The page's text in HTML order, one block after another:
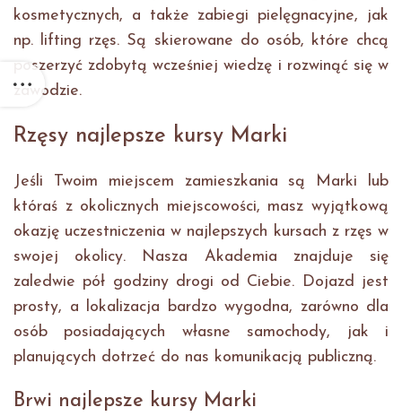
kosmetycznych, a także zabiegi pielęgnacyjne, jak
np. lifting rzęs. Są skierowane do osób, które chcą
poszerzyć zdobytą wcześniej wiedzę i rozwinąć się w
zawodzie.
Rzęsy najlepsze kursy Marki
Jeśli Twoim miejscem zamieszkania są Marki lub
któraś z okolicznych miejscowości, masz wyjątkową
okazję uczestniczenia w najlepszych kursach z rzęs w
swojej okolicy. Nasza Akademia znajduje się
zaledwie pół godziny drogi od Ciebie. Dojazd jest
prosty, a lokalizacja bardzo wygodna, zarówno dla
osób posiadających własne samochody, jak i
planujących dotrzeć do nas komunikacją publiczną.
Brwi najlepsze kursy Marki